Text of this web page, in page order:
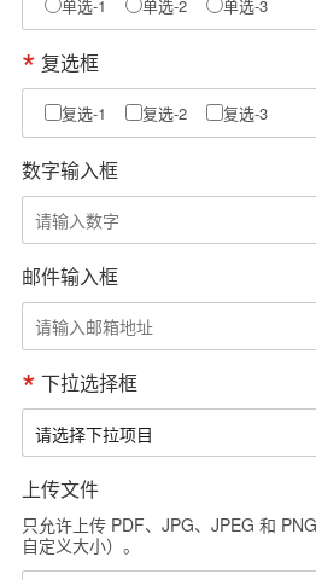
单选-1 单选-2 单选-3
复选框
复选-1 复选-2 复选-3
数字输入框
邮件输入框
下拉选择框
上传文件
只允许上传 PDF、JPG、JPEG 和
自定义大小）。